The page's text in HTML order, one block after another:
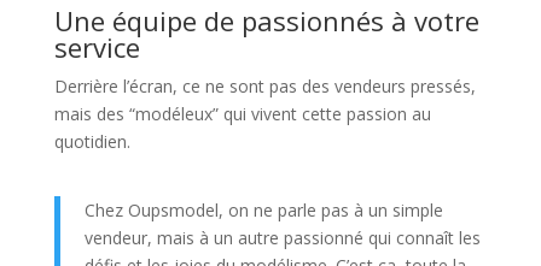
Une équipe de passionnés à votre
service
Derrière l’écran, ce ne sont pas des vendeurs pressés,
mais des “modéleux” qui vivent cette passion au
quotidien.
Chez Oupsmodel, on ne parle pas à un simple
vendeur, mais à un autre passionné qui connaît les